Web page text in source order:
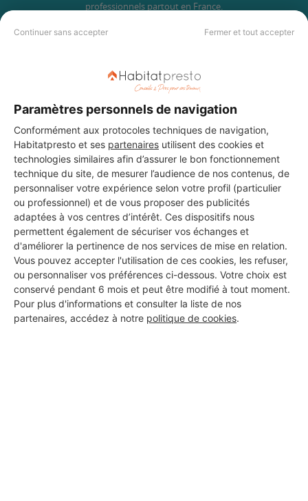
Continuer sans accepter Fermer et tout accepter
Paramètres personnels de navigation
Conformément aux protocoles techniques de navigation,
Habitatpresto et ses partenaires utilisent des cookies et
technologies similaires afin d’assurer le bon fonctionnement
technique du site, de mesurer l’audience de nos contenus, de
personnaliser votre expérience selon votre profil (particulier
ou professionnel) et de vous proposer des publicités
adaptées à vos centres d’intérêt. Ces dispositifs nous
permettent également de sécuriser vos échanges et
d'améliorer la pertinence de nos services de mise en relation.
Vous pouvez accepter l'utilisation de ces cookies, les refuser,
ou personnaliser vos préférences ci-dessous. Votre choix est
conservé pendant 6 mois et peut être modifié à tout moment.
Pour plus d'informations et consulter la liste de nos
partenaires, accédez à notre politique de cookies.
professionnels partout en France.
DEMANDER UN DEVIS